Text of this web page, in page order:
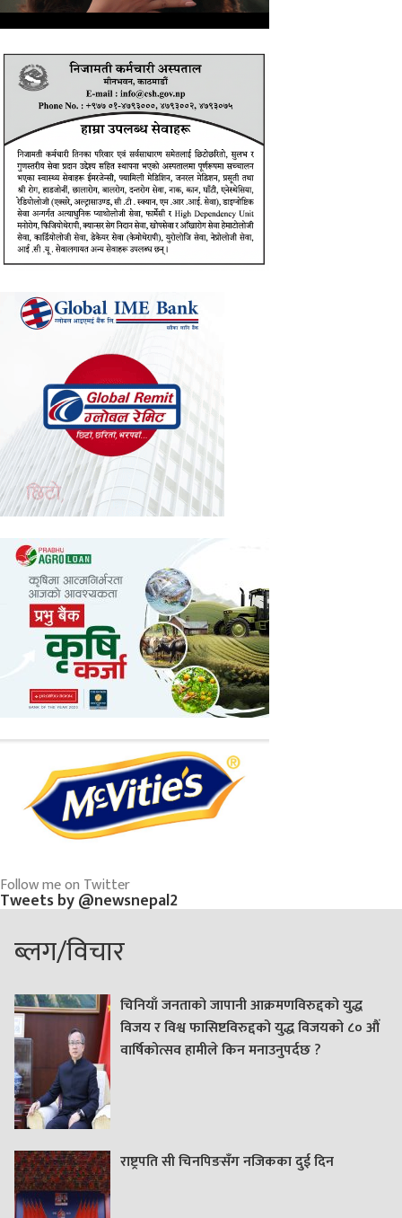
Follow me on Twitter
Tweets by @newsnepal2
ब्लग/विचार
चिनियाँ जनताको जापानी आक्रमणविरुद्दको युद्ध
विजय र विश्व फासिष्टविरुद्दको युद्ध विजयको ८० औं
वार्षिकोत्सव हामीले किन मनाउनुपर्दछ ?
राष्ट्रपति सी चिनपिङसँग नजिकका दुई दिन